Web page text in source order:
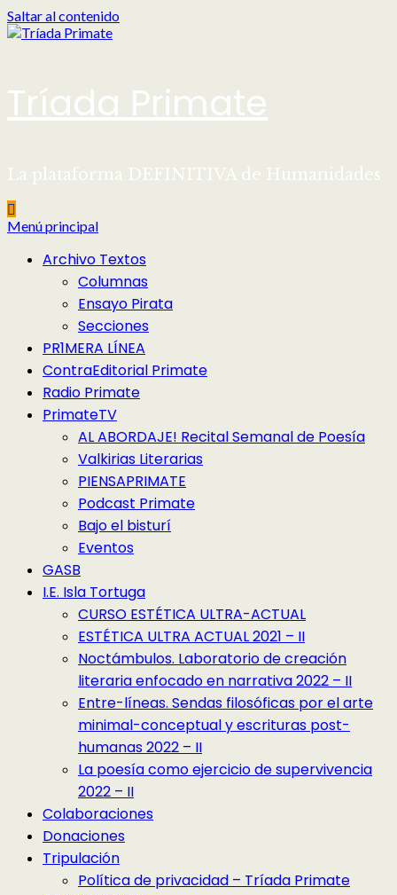
Saltar al contenido
Tríada Primate
La plataforma DEFINITIVA de Humanidades
Menú principal
Archivo Textos
Columnas
Ensayo Pirata
Secciones
PR1MERA LÍNEA
ContraEditorial Primate
Radio Primate
PrimateTV
AL ABORDAJE! Recital Semanal de Poesía
Valkirias Literarias
PIENSAPRIMATE
Podcast Primate
Bajo el bisturí
Eventos
GASB
I.E. Isla Tortuga
CURSO ESTÉTICA ULTRA-ACTUAL
ESTÉTICA ULTRA ACTUAL 2021 – II
Noctámbulos. Laboratorio de creación
literaria enfocado en narrativa 2022 – II
Entre-líneas. Sendas filosóficas por el arte
minimal-conceptual y escrituras post-
humanas 2022 – II
La poesía como ejercicio de supervivencia
2022 – II
Colaboraciones
Donaciones
Tripulación
Política de privacidad – Tríada Primate